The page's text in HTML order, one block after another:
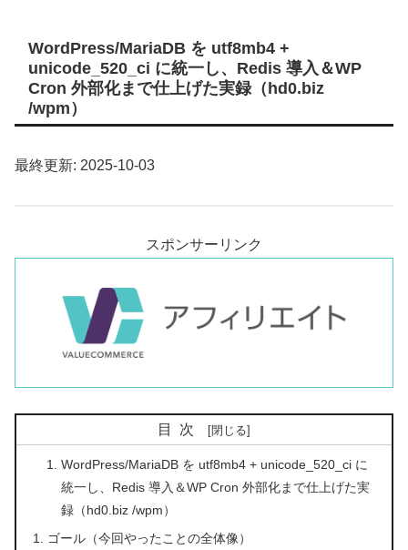
WordPress/MariaDB を utf8mb4 +
unicode_520_ci に統一し、Redis 導入＆WP
Cron 外部化まで仕上げた実録（hd0.biz
/wpm）
最終更新: 2025-10-03
スポンサーリンク
目次
WordPress/MariaDB を utf8mb4 + unicode_520_ci に
統一し、Redis 導入＆WP Cron 外部化まで仕上げた実
録（hd0.biz /wpm）
ゴール（今回やったことの全体像）